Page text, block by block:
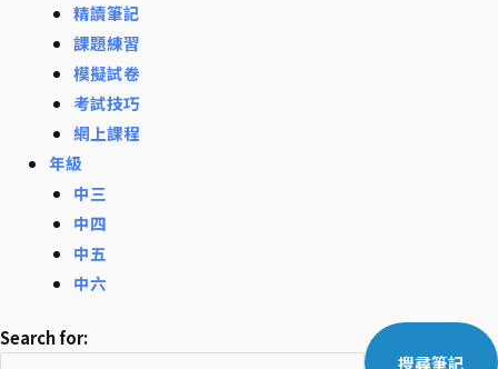
精讀筆記
課題練習
模擬試卷
考試技巧
網上課程
年級
中三
中四
中五
中六
Search for: